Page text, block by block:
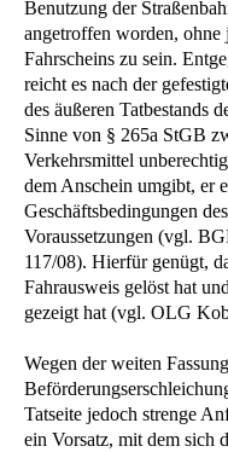
Benutzung der
angetroffen worden,
Fahrscheins zu sein.
reicht es nach der
des äußeren Tatbestands
Sinne von § 265a StGB
Verkehrsmittel
dem Anschein umgibt, er
Geschäftsbedingungen
Voraussetzungen (vgl.
117/08). Hierfür genügt,
Fahrausweis gelöst hat
gezeigt hat (vgl. OLG
Wegen der weiten
Tatseite jedoch strenge
ein Vorsatz, mit dem sich